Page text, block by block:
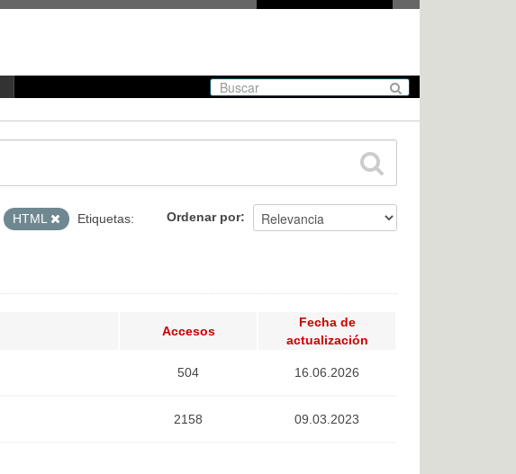
Ordenar por
HTML
Etiquetas:
Accesos
Fecha de
actualización
504 16.06.2026
2158 09.03.2023